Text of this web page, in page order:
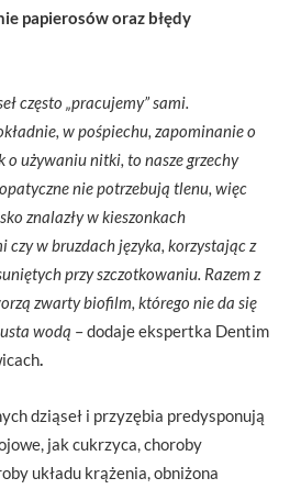
papierosów oraz błędy
często „pracujemy” sami.
w pośpiechu, zapominanie o
o używaniu nitki, to nasze grzechy
nie potrzebują tlenu, więc
znalazły w kieszonkach
czy w bruzdach języka, korzystając z
przy szczotkowaniu. Razem z
zwarty biofilm, którego nie da się
wodą – dodaje ekspertka Dentim
dziąseł i przyzębia predysponują
jak cukrzyca, choroby
układu krążenia, obniżona